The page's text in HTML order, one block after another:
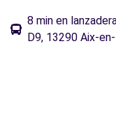
8 min en
D9, 13290 Aix-